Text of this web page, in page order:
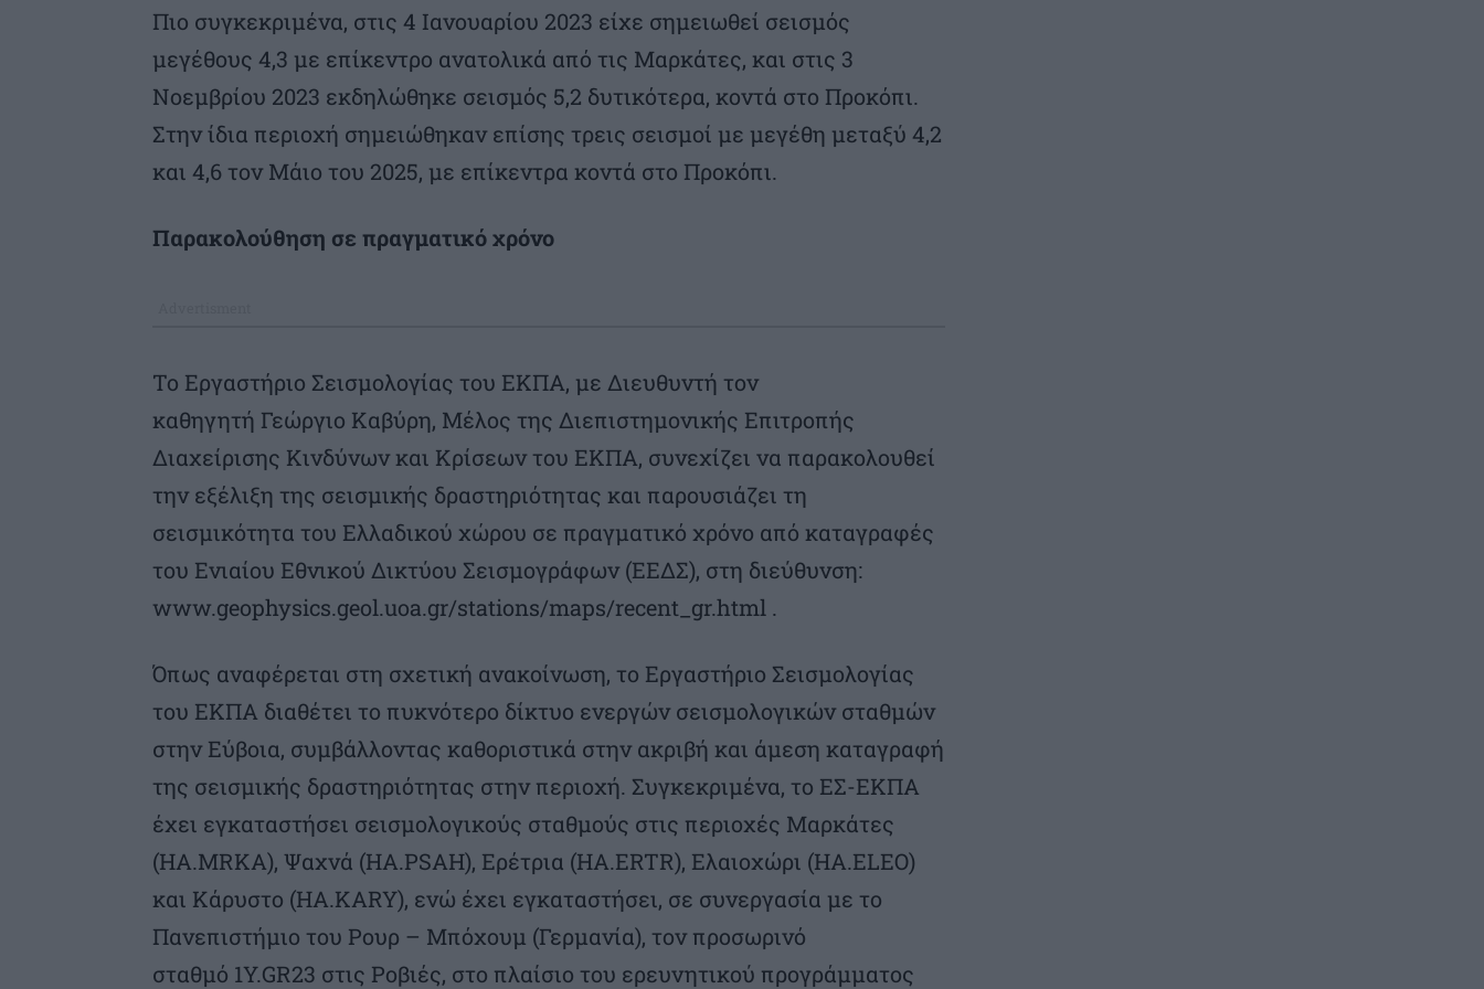
Πιο συγκεκριμένα, στις 4 Ιανουαρίου 2023 είχε σημειωθεί σεισμός
μεγέθους 4,3 με επίκεντρο ανατολικά από τις Μαρκάτες, και στις 3
Νοεμβρίου 2023 εκδηλώθηκε σεισμός 5,2 δυτικότερα, κοντά στο Προκόπι.
Στην ίδια περιοχή σημειώθηκαν επίσης τρεις σεισμοί με μεγέθη μεταξύ 4,2
και 4,6 τον Μάιο του 2025, με επίκεντρα κοντά στο Προκόπι.
Παρακολούθηση σε πραγματικό χρόνο
Το Εργαστήριο Σεισμολογίας του ΕΚΠΑ, με Διευθυντή τον
καθηγητή Γεώργιο Καβύρη, Μέλος της Διεπιστημονικής Επιτροπής
Διαχείρισης Κινδύνων και Κρίσεων του ΕΚΠΑ, συνεχίζει να παρακολουθεί
την εξέλιξη της σεισμικής δραστηριότητας και παρουσιάζει τη
σεισμικότητα του Ελλαδικού χώρου σε πραγματικό χρόνο από καταγραφές
του Ενιαίου Εθνικού Δικτύου Σεισμογράφων (ΕΕΔΣ), στη διεύθυνση:
www.geophysics.geol.uoa.gr/stations/maps/recent_gr.html .
Όπως αναφέρεται στη σχετική ανακοίνωση, το Εργαστήριο Σεισμολογίας
του ΕΚΠΑ διαθέτει το πυκνότερο δίκτυο ενεργών σεισμολογικών σταθμών
στην Εύβοια, συμβάλλοντας καθοριστικά στην ακριβή και άμεση καταγραφή
της σεισμικής δραστηριότητας στην περιοχή. Συγκεκριμένα, το ΕΣ-ΕΚΠΑ
έχει εγκαταστήσει σεισμολογικούς σταθμούς στις περιοχές Μαρκάτες
(HA.MRKA), Ψαχνά (HA.PSAH), Ερέτρια (HA.ERTR), Ελαιοχώρι (HA.ELEO)
και Κάρυστο (HA.KARY), ενώ έχει εγκαταστήσει, σε συνεργασία με το
Πανεπιστήμιο του Ρουρ – Μπόχουμ (Γερμανία), τον προσωρινό
σταθμό 1Y.GR23 στις Ροβιές, στο πλαίσιο του ερευνητικού προγράμματος